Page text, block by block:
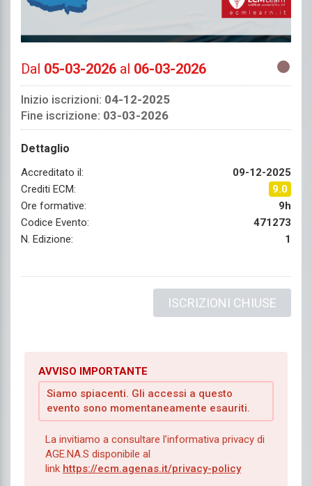
Dal 05-03-2026 al 06-03-2026
Inizio iscrizioni: 04-12-2025
Fine iscrizione: 03-03-2026
Dettaglio
Accreditato il:
09-12-2025
Crediti ECM:
9.0
Ore formative:
9h
Codice Evento:
471273
N. Edizione:
1
ISCRIZIONI CHIUSE
AVVISO IMPORTANTE
Siamo spiacenti. Gli accessi a questo
evento sono momentaneamente esauriti.
La invitiamo a consultare l’informativa privacy di
AGE.NA.S disponibile al
link https://ecm.agenas.it/privacy-policy